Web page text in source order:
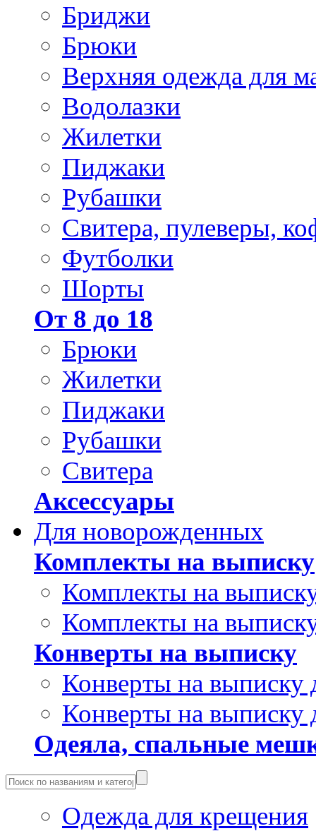
Бриджи
Брюки
Верхняя одежда для
Водолазки
Жилетки
Пиджаки
Рубашки
Свитера, пулеверы,
Футболки
Шорты
От 8 до 18
Брюки
Жилетки
Пиджаки
Рубашки
Свитера
Аксессуары
Для новорожденных
Комплекты на выписку
Комплекты на
Комплекты на
Конверты на выписку
Конверты на выписку
Конверты на выписку
Одеяла, спальные
Одежда для крещения